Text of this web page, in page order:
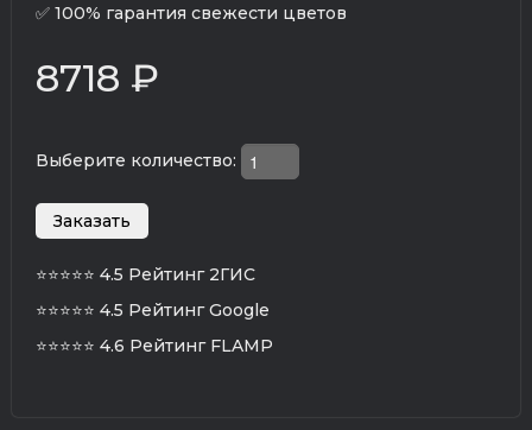
✅ 100% гарантия свежести цветов
8718 ₽
Выберите количество:
⭐⭐⭐⭐⭐ 4.5 Рейтинг 2ГИС
⭐⭐⭐⭐⭐ 4.5 Рейтинг Google
⭐⭐⭐⭐⭐ 4.6 Рейтинг FLAMP